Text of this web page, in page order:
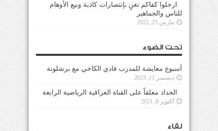
ارحلوا كفاكم تغنٍ بإنتصارات كاذبة وبيع الأوهام
للناس والجماهير
مارس 25, 2022
تحت الضوء
أسبوع معايشة للمدرب فادي الكاخي مع برشلونة
ديسمبر 11, 2023
الحداد معلقاً على القناة العراقية الرياضية الرابعة
أكتوبر 6, 2021
لقاء